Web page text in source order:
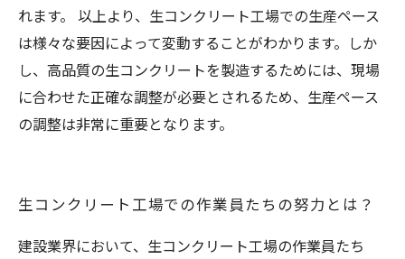
れます。 以上より、生コンクリート工場での生産ペース
は様々な要因によって変動することがわかります。しか
し、高品質の生コンクリートを製造するためには、現場
に合わせた正確な調整が必要とされるため、生産ペース
の調整は非常に重要となります。
生コンクリート工場での作業員たちの努力とは？
建設業界において、生コンクリート工場の作業員たち